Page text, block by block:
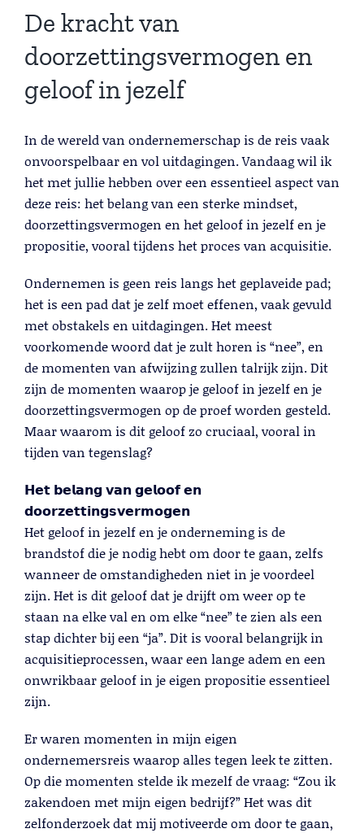
De kracht van
doorzettingsvermogen en
geloof in jezelf
In de wereld van ondernemerschap is de reis vaak
onvoorspelbaar en vol uitdagingen. Vandaag wil ik
het met jullie hebben over een essentieel aspect van
deze reis: het belang van een sterke mindset,
doorzettingsvermogen en het geloof in jezelf en je
propositie, vooral tijdens het proces van acquisitie.
Ondernemen is geen reis langs het geplaveide pad;
het is een pad dat je zelf moet effenen, vaak gevuld
met obstakels en uitdagingen. Het meest
voorkomende woord dat je zult horen is “nee”, en
de momenten van afwijzing zullen talrijk zijn. Dit
zijn de momenten waarop je geloof in jezelf en je
doorzettingsvermogen op de proef worden gesteld.
Maar waarom is dit geloof zo cruciaal, vooral in
tijden van tegenslag?
𝗛𝗲𝘁 𝗯𝗲𝗹𝗮𝗻𝗴𝘃𝗮𝗻𝗴𝗲𝗹𝗼𝗼𝗳𝗲𝗻
𝗱𝗼𝗼𝗿𝘇𝗲𝘁𝘁𝗶𝗻𝗴𝘀𝘃𝗲𝗿𝗺𝗼𝗴𝗲𝗻
Het geloof in jezelf en je onderneming is de
brandstof die je nodig hebt om door te gaan, zelfs
wanneer de omstandigheden niet in je voordeel
zijn. Het is dit geloof dat je drijft om weer op te
staan na elke val en om elke “nee” te zien als een
stap dichter bij een “ja”. Dit is vooral belangrijk in
acquisitieprocessen, waar een lange adem en een
onwrikbaar geloof in je eigen propositie essentieel
zijn.
Er waren momenten in mijn eigen
ondernemersreis waarop alles tegen leek te zitten.
Op die momenten stelde ik mezelf de vraag: “Zou ik
zakendoen met mijn eigen bedrijf?” Het was dit
zelfonderzoek dat mij motiveerde om door te gaan,
Lees meer
Telemarketing
Lees meer
Cold Calling